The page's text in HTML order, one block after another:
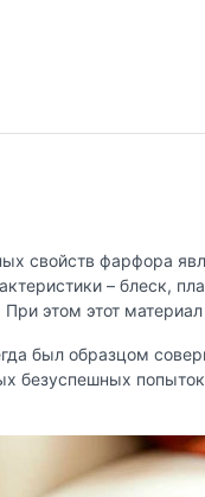
свойств фарфора
– блеск,
этом этот
был образцом
безуспешных